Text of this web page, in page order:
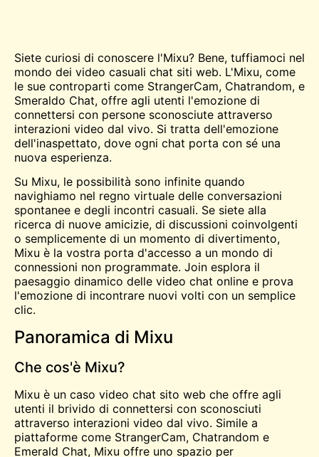
Siete curiosi di conoscere l'Mixu? Bene, tuffiamoci nel
mondo dei video casuali chat siti web. L'Mixu, come
le sue controparti come StrangerCam, Chatrandom, e
Smeraldo Chat, offre agli utenti l'emozione di
connettersi con persone sconosciute attraverso
interazioni video dal vivo. Si tratta dell'emozione
dell'inaspettato, dove ogni chat porta con sé una
nuova esperienza.
Su Mixu, le possibilità sono infinite quando
navighiamo nel regno virtuale delle conversazioni
spontanee e degli incontri casuali. Se siete alla
ricerca di nuove amicizie, di discussioni coinvolgenti
o semplicemente di un momento di divertimento,
Mixu è la vostra porta d'accesso a un mondo di
connessioni non programmate. Join esplora il
paesaggio dinamico delle video chat online e prova
l'emozione di incontrare nuovi volti con un semplice
clic.
Panoramica di Mixu
Che cos'è Mixu?
Mixu è un caso video chat sito web che offre agli
utenti il brivido di connettersi con sconosciuti
attraverso interazioni video dal vivo. Simile a
piattaforme come StrangerCam, Chatrandom e
Emerald Chat, Mixu offre uno spazio per